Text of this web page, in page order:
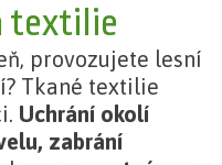
textilie
provozujete lesní
Tkané textilie
Uchrání okolí
zabrání